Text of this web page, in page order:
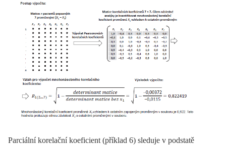
Parciální korelační koeficient (příklad 6) sleduje v podstatě